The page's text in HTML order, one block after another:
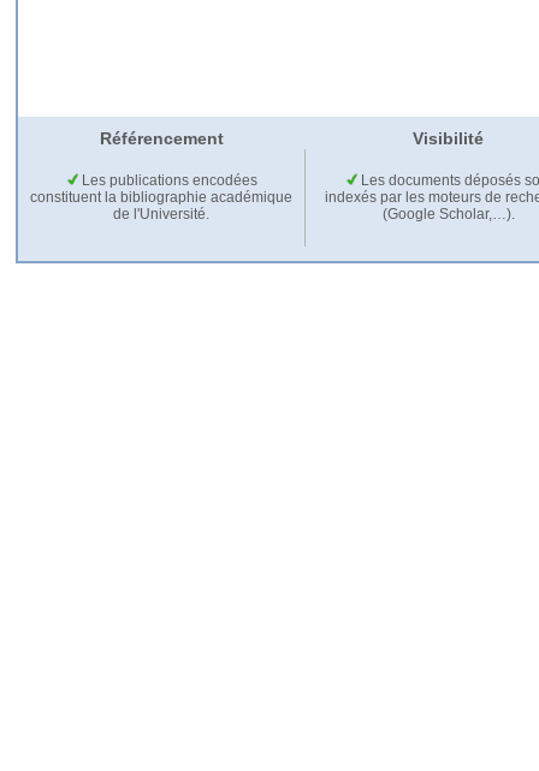
Référencement Visibilité
Les publications encodées
constituent la bibliographie académique
de l'Université.
Les documents déposés
indexés par les moteurs de
(Google Scholar,…).